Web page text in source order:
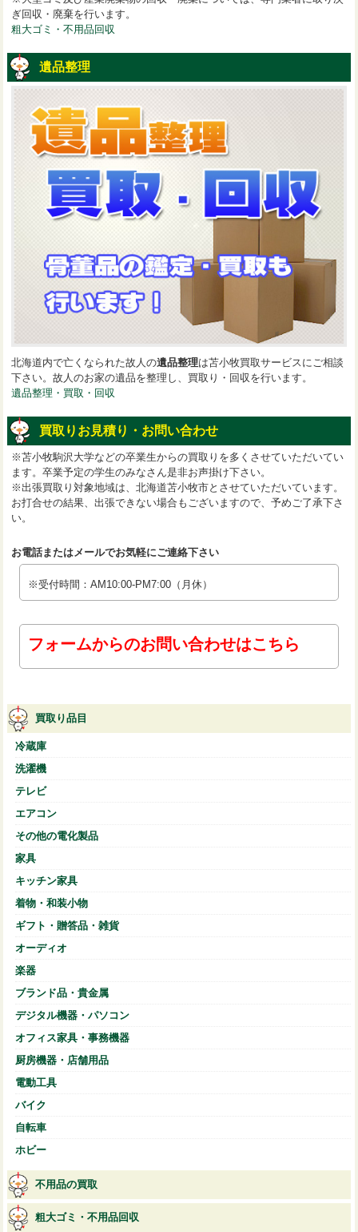
ぎ回収・廃棄を行います。
粗大ゴミ・不用品回収
遺品整理
北海道内で亡くなられた故人の遺品整理は苫小牧買取サービスにご相談
下さい。故人のお家の遺品を整理し、買取り・回収を行います。
遺品整理・買取・回収
買取りお見積り・お問い合わせ
※苫小牧駒沢大学などの卒業生からの買取りを多くさせていただいてい
ます。卒業予定の学生のみなさん是非お声掛け下さい。
※出張買取り対象地域は、北海道苫小牧市とさせていただいています。
お打合せの結果、出張できない場合もございますので、予めご了承下さ
い。
お電話またはメールでお気軽にご連絡下さい
※受付時間：AM10:00-PM7:00（月休）
フォームからのお問い合わせはこちら
買取り品目
冷蔵庫
洗濯機
テレビ
エアコン
その他の電化製品
家具
キッチン家具
着物・和装小物
ギフト・贈答品・雑貨
オーディオ
楽器
ブランド品・貴金属
デジタル機器・パソコン
オフィス家具・事務機器
厨房機器・店舗用品
電動工具
バイク
自転車
ホビー
不用品の買取
粗大ゴミ・不用品回収